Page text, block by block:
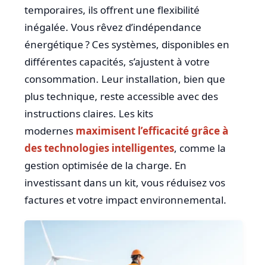
temporaires, ils offrent une flexibilité
inégalée. Vous rêvez d’indépendance
énergétique ? Ces systèmes, disponibles en
différentes capacités, s’ajustent à votre
consommation. Leur installation, bien que
plus technique, reste accessible avec des
instructions claires. Les kits
modernes maximisent l’efficacité grâce à
des technologies intelligentes, comme la
gestion optimisée de la charge. En
investissant dans un kit, vous réduisez vos
factures et votre impact environnemental.